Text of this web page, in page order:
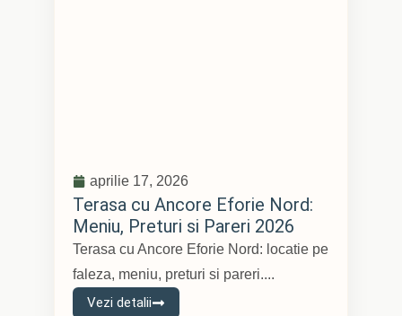
aprilie 17, 2026
Terasa cu Ancore Eforie Nord:
Meniu, Preturi si Pareri 2026
Terasa cu Ancore Eforie Nord: locatie pe
faleza, meniu, preturi si pareri....
Vezi detalii